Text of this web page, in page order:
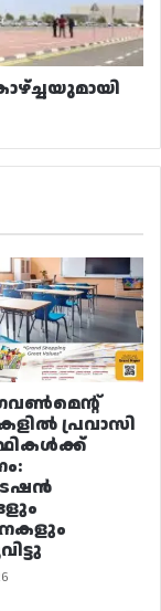
പ്രവാസി